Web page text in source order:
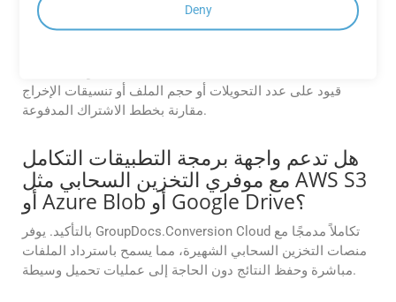
في تطبيقات GroupDocs.Conversion
قيود على عدد التحويلات أو حجم الملف أو تنسيقات الإخراج
مقارنة بخطط الاشتراك المدفوعة.
هل تدعم واجهة برمجة التطبيقات التكامل
مع موفري التخزين السحابي مثل AWS S3
أو Azure Blob أو Google Drive؟
بالتأكيد. يوفر GroupDocs.Conversion Cloud تكاملاً مدمجًا مع
منصات التخزين السحابي الشهيرة، مما يسمح باسترداد الملفات
مباشرة وحفظ النتائج دون الحاجة إلى عمليات تحميل وسيطة.
Deny